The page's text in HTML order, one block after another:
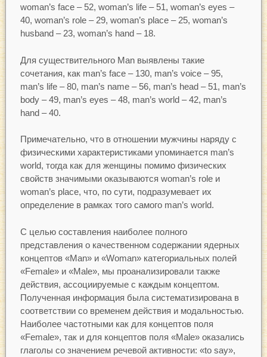
woman’s face – 52, woman’s life – 51, woman’s eyes –
40, woman’s role – 29, woman’s place – 25, woman’s
husband – 23, woman’s hand – 18.
Для существительного Man выявлены такие
сочетания, как man’s face – 130, man’s voice – 95,
man’s life – 80, man’s name – 56, man’s head – 51, man’s
body – 49, man’s eyes – 48, man’s world – 42, man’s
hand – 40.
Примечательно, что в отношении мужчины наряду с
физическими характеристиками упоминается man’s
world, тогда как для женщины помимо физических
свойств значимыми оказываются woman’s role и
woman’s place, что, по сути, подразумевает их
определение в рамках того самого man’s world.
С целью составления наиболее полного
представления о качественном содержании ядерных
концептов «Man» и «Woman» категориальных полей
«Female» и «Male», мы проанализировали также
действия, ассоциируемые с каждым концептом.
Полученная информация была систематизирована в
соответствии со временем действия и модальностью.
Наиболее частотными как для концептов поля
«Female», так и для концептов поля «Male» оказались
глаголы со значением речевой активности: «to say»,